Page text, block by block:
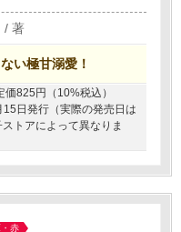
/ 著
い極甘溺愛！
価825円（10%税込）
日発行（実際の発売日は
トアによって異なりま
赤